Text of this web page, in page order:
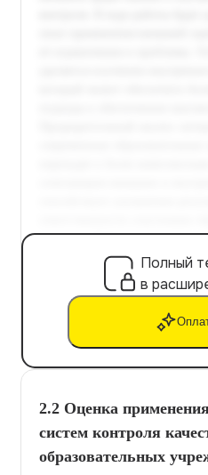
Полный
в
2.2 Оценка
систем контроля
образовательных